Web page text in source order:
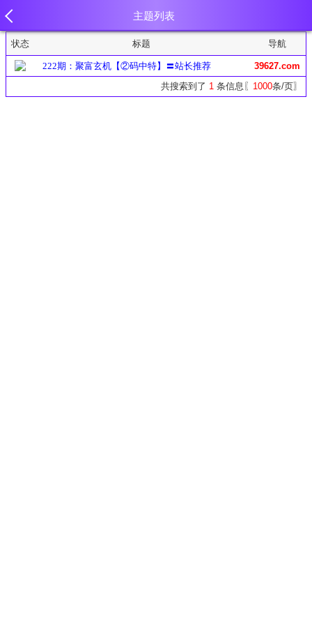
主题列表
状态 标题 导航
222期：聚富玄机【②码中特】〓站长推荐
39627.com
共搜索到了 1 条信息〖 1000条/页〗